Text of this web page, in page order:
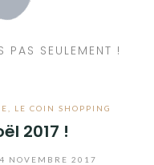
SEULEMENT !
LE COIN SHOPPING
2017 !
NOVEMBRE 2017